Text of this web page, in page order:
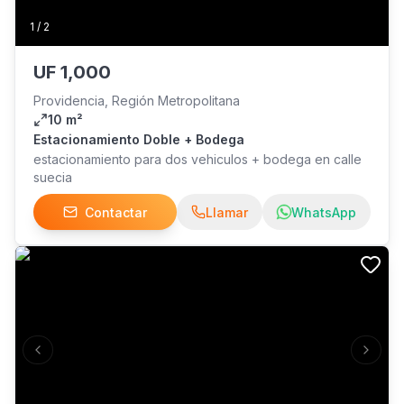
1 / 2
UF 1,000
Providencia, Región Metropolitana
10 m²
Estacionamiento Doble + Bodega
estacionamiento para dos vehiculos + bodega en calle
suecia
Contactar Llamar WhatsApp
Previous slide Next